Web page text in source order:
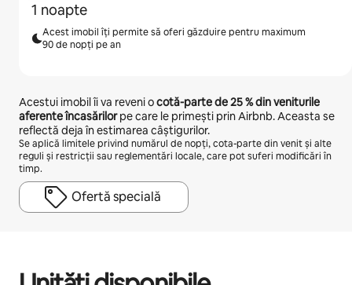
1 noapte
Acest imobil îți permite să oferi găzduire pentru maximum
90 de nopți pe an
Acestui imobil îi va reveni ocotă-parte de25 %din veniturile
aferente încasărilorpe care le primești prin Airbnb. Aceasta se
reflectă deja în estimarea câștigurilor.
Se aplică limitele privind numărul de nopți, cota-parte din venit și alte
reguli și restricții sau reglementări locale, care pot suferi modificări în
timp.
Ofertă specială